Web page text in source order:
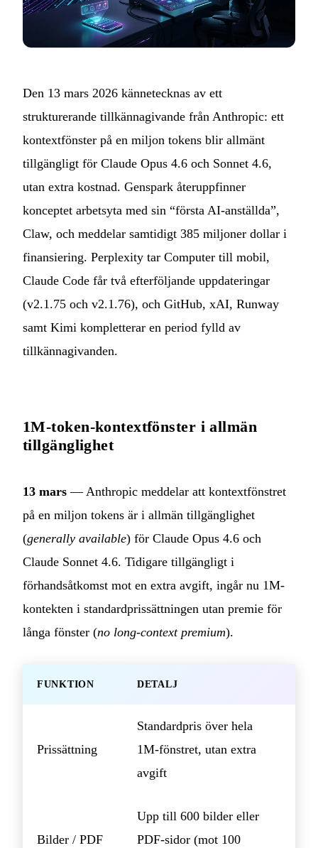
Den 13 mars 2026 kännetecknas av ett
strukturerande tillkännagivande från Anthropic: ett
kontextfönster på en miljon tokens blir allmänt
tillgängligt för Claude Opus 4.6 och Sonnet 4.6,
utan extra kostnad. Genspark återuppfinner
konceptet arbetsyta med sin “första AI‑anställda”,
Claw, och meddelar samtidigt 385 miljoner dollar i
finansiering. Perplexity tar Computer till mobil,
Claude Code får två efterföljande uppdateringar
(v2.1.75 och v2.1.76), och GitHub, xAI, Runway
samt Kimi kompletterar en period fylld av
tillkännagivanden.
1M-token-kontextfönster i allmän
tillgänglighet
13 mars — Anthropic meddelar att kontextfönstret
på en miljon tokens är i allmän tillgänglighet
(generally available) för Claude Opus 4.6 och
Claude Sonnet 4.6. Tidigare tillgängligt i
förhandsåtkomst mot en extra avgift, ingår nu 1M-
kontekten i standardprissättningen utan premie för
långa fönster (no long-context premium).
FUNKTION DETALJ
Prissättning
Standardpris över hela
1M‑fönstret, utan extra
avgift
Bilder / PDF
Upp till 600 bilder eller
PDF‑sidor (mot 100